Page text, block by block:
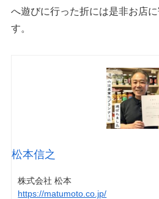
へ遊びに行った折には是非お店
す。
松本信之
株式会社 松本
https://matumoto.co.jp/